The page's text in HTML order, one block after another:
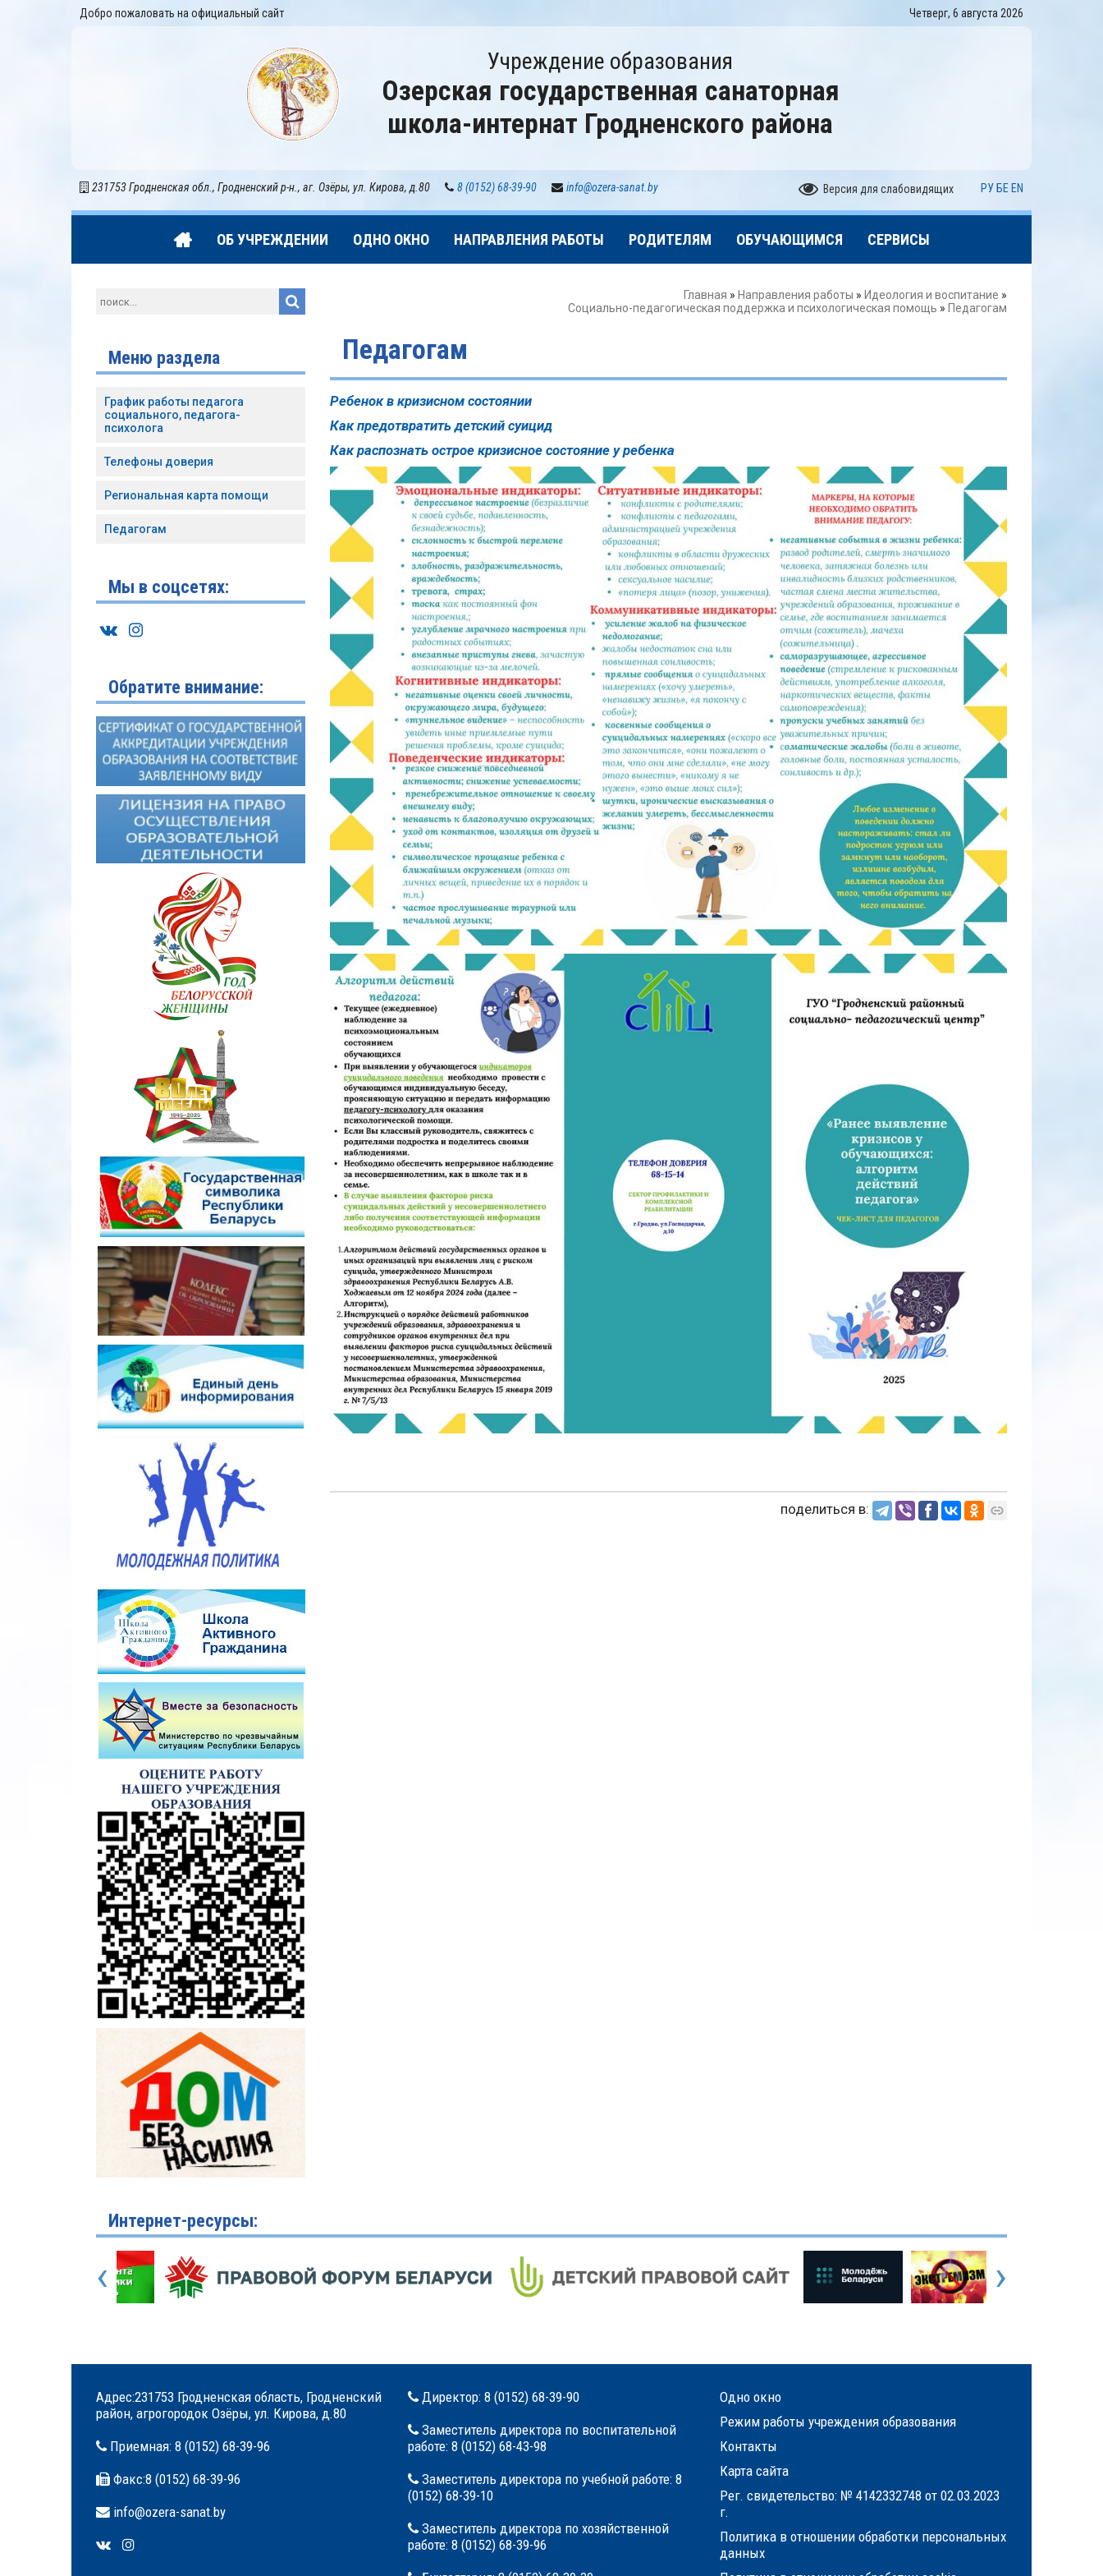
Добро пожаловать на официальный сайт Четверг, 6 августа 2026
Учреждение образования
Озерская государственная санаторная
школа-интернат Гродненского района
231753 Гродненская обл., Гродненский р-н., аг. Озёры, ул. Кирова, д.80 8 (0152) 68-39-90 info@ozera-sanat.by Версия для слабовидящих РУ БЕ EN
ОБ УЧРЕЖДЕНИИ ОДНО ОКНО НАПРАВЛЕНИЯ РАБОТЫ РОДИТЕЛЯМ ОБУЧАЮЩИМСЯ СЕРВИСЫ
Главная » Направления работы » Идеология и воспитание »
Социально-педагогическая поддержка и психологическая помощь » Педагогам
Педагогам
Ребенок в кризисном состоянии
Как предотвратить детский суицид
Как распознать острое кризисное состояние у ребенка
поделиться в:
Меню раздела
График работы педагога
социального, педагога-
психолога
Телефоны доверия
Региональная карта помощи
Педагогам
Мы в соцсетях:
Обратите внимание:
Интернет-ресурсы:
‹ ›
Адрес:231753 Гродненская область, Гродненский
район, агрогородок Озёры, ул. Кирова, д.80
Приемная: 8 (0152) 68-39-96
Факс:8 (0152) 68-39-96
info@ozera-sanat.by
Директор: 8 (0152) 68-39-90
Заместитель директора по воспитательной
работе: 8 (0152) 68-43-98
Заместитель директора по учебной работе: 8
(0152) 68-39-10
Заместитель директора по хозяйственной
работе: 8 (0152) 68-39-96
Одно окно
Режим работы учреждения образования
Контакты
Карта сайта
Рег. свидетельство: № 4142332748 от 02.03.2023
г.
Политика в отношении обработки персональных
данных